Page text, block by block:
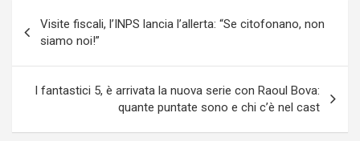
articoli
Visite fiscali, l’INPS lancia l’allerta: “Se citofonano, non
siamo noi!”
I fantastici 5, è arrivata la nuova serie con Raoul Bova:
quante puntate sono e chi c’è nel cast